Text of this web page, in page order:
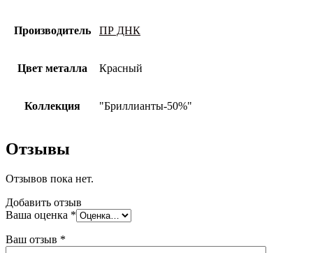
Производитель ПР ДНК
Цвет металла Красный
Коллекция "Бриллианты-50%"
Отзывы
Отзывов пока нет.
Добавить отзыв
Ваша оценка *
Ваш отзыв *